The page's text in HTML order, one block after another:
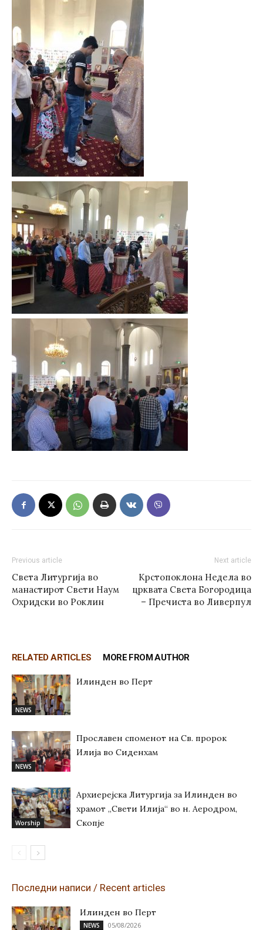
Previous article
Света Литургија во
манастирот Свети Наум
Охридски во Роклин
Next article
Крстопоклона Недела во
црквата Света Богородица
– Пречиста во Ливерпул
RELATED ARTICLES MORE FROM AUTHOR
NEWS
Илинден во Перт
NEWS
Прославен споменот на Св. пророк
Илија во Сиденхам
Worship
Архиерејска Литургија за Илинден во
храмот „Свети Илија“ во н. Аеродром,
Скопје
Последни написи / Recent articles
Илинден во Перт
NEWS 05/08/2026